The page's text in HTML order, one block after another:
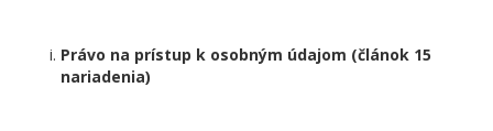
Právo na prístup k osobným údajom (článok 15
nariadenia)